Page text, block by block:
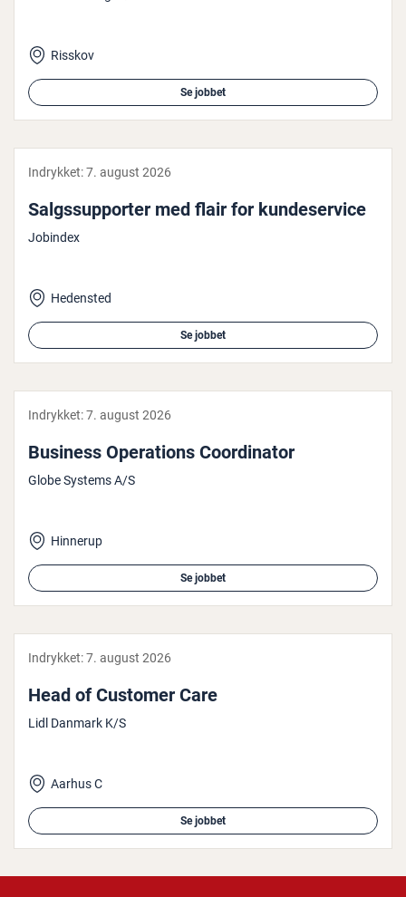
Risskov
Se jobbet
Indrykket:7. august 2026
Salgs­sup­por­ter med flair for kun­de­ser­vi­ce
Jobindex
Hedensted
Se jobbet
Indrykket:7. august 2026
Business Ope­ra­tions Co­or­di­na­tor
Globe Systems A/S
Hinnerup
Se jobbet
Indrykket:7. august 2026
Head of Customer Care
Lidl Danmark K/S
Aarhus C
Se jobbet